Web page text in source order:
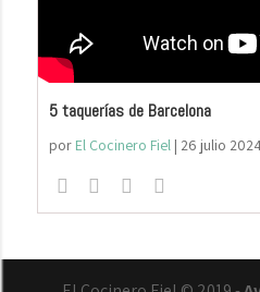
5 taquerías de Barcelona
por El Cocinero Fiel| 26 julio